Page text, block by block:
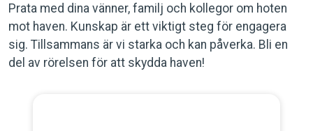
Prata med dina vänner, familj och kollegor om hoten
mot haven. Kunskap är ett viktigt steg för engagera
sig. Tillsammans är vi starka och kan påverka. Bli en
del av rörelsen för att skydda haven!